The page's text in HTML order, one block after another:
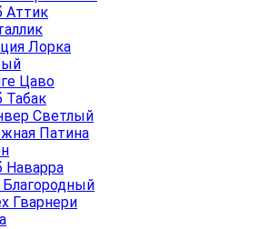
Аттик
Лорка
Цаво
Табак
Светлый
Патина
Наварра
Благородный
Гварнери